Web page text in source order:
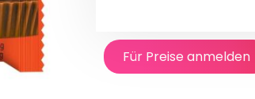
Für Preise anmelden